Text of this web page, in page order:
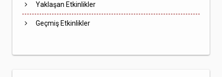
Yaklaşan Etkinlikler
Geçmiş Etkinlikler